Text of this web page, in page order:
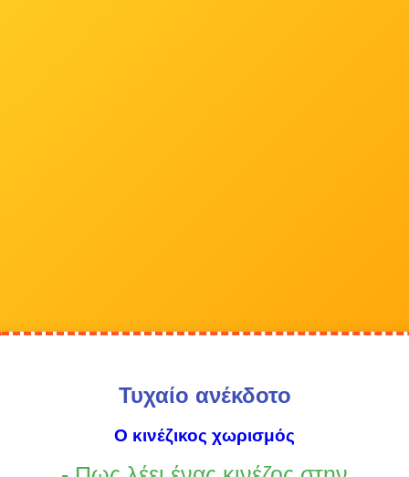
Τυχαίο ανέκδοτο
Ο κινέζικος χωρισμός